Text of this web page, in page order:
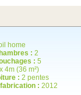
home
: 2
: 5
4m (36 m²)
: 2 pentes
: 2012